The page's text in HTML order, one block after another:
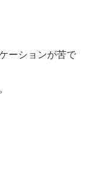
ーションが苦で